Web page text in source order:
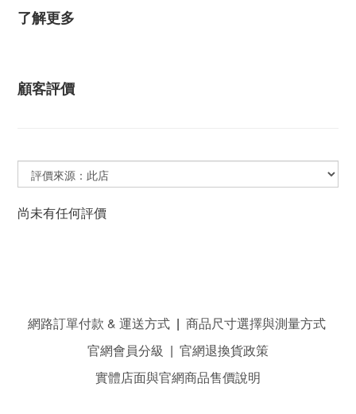
了解更多
顧客評價
尚未有任何評價
網路訂單付款 & 運送方式| 商品尺寸選擇與測量方式
官網會員分級 | 官網退換貨政策
實體店面與官網商品售價說明